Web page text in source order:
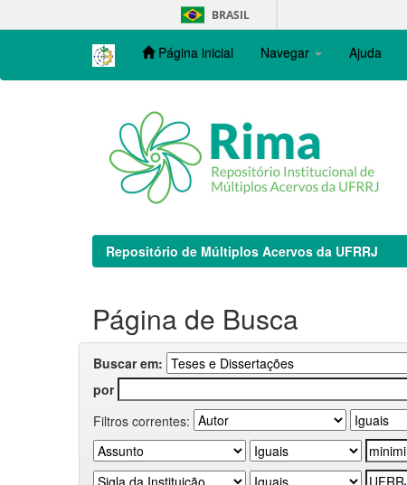
navigation
BRASIL
Página inicial Navegar Ajuda
Repositório de Múltiplos Acervos da UFRRJ
Página de Busca
Buscar em:
por
Filtros correntes: